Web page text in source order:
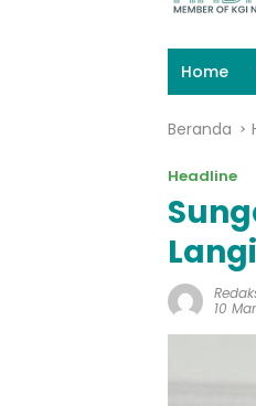
Home
Beranda
Headline
10